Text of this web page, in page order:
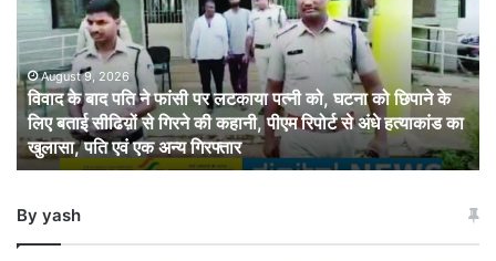
ने
फांसी
पर
लटकाया
पत्नी
को,
घटना
छिपाने
के
August 9, 2026
विवाद के बाद पति ने फांसी पर लटकाया पत्नी को, घटना को छिपाने के
लिए बताई सीढिय़ों से गिरने की कहानी, पीएम रिपोर्ट से अंधे हत्याकांड का
खुलासा, पति एवं एक अन्य गिरफ्तार
By yash